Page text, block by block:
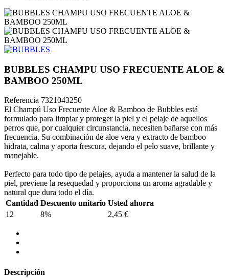
BUBBLES CHAMPU USO FRECUENTE ALOE &
BAMBOO 250ML
Referencia 7321043250
El Champú Uso Frecuente Aloe & Bamboo de Bubbles está
formulado para limpiar y proteger la piel y el pelaje de aquellos
perros que, por cualquier circunstancia, necesiten bañarse con más
frecuencia. Su combinación de aloe vera y extracto de bamboo
hidrata, calma y aporta frescura, dejando el pelo suave, brillante y
manejable.
Perfecto para todo tipo de pelajes, ayuda a mantener la salud de la
piel, previene la resequedad y proporciona un aroma agradable y
natural que dura todo el día.
Cantidad Descuento unitario Usted ahorra
12
8% 2,45 €
Descripción